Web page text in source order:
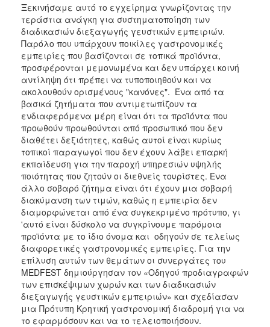
ΔΗΜΟΣ
ΠΟΛΙΤΙΣΜΟΣ
ΑΝΘΕΚΤΙΚΗ
ΠΟΛΗ
Ξεκινήσαμε αυτό το εγχείρημα γνωρίζοντας την
τεράστια ανάγκη για συστηματοποίηση των
διαδικασιών διεξαγωγής γευστικών εμπειριών.
Παρόλο που υπάρχουν ποικίλες γαστρονομικές
εμπειρίες που βασίζονται σε τοπικά προϊόντα,
προσφέρονται μεμονωμένα και δεν υπάρχει κοινή
αντίληψη ότι πρέπει να τυποποιηθούν και να
ακολουθούν ορισμένους "κανόνες". Ένα από τα
βασικά ζητήματα που αντιμετωπίζουν τα
ενδιαφερόμενα μέρη είναι ότι τα προϊόντα που
προωθούν προωθούνται από προσωπικό που δεν
διαθέτει δεξιότητες, καθώς αυτοί είναι κυρίως
τοπικοί παραγωγοί που δεν έχουν λάβει επαρκή
εκπαίδευση για την παροχή υπηρεσιών υψηλής
ποιότητας που ζητούν οι διεθνείς τουρίστες. Ένα
άλλο σοβαρό ζήτημα είναι ότι έχουν μια σοβαρή
διακύμανση των τιμών, καθώς η εμπειρία δεν
διαμορφώνεται από ένα συγκεκριμένο πρότυπο, γι
'αυτό είναι δύσκολο να συγκρίνουμε παρόμοια
προϊόντα με το ίδιο όνομα και οδηγούν σε τελείως
διαφορετικές γαστρονομικές εμπειρίες. Για την
επίλυση αυτών των θεμάτων οι συνεργάτες του
MEDFEST δημιούργησαν τον «Οδηγού προδιαγραφών
των επισκέψιμων χωρών και των διαδικασιών
διεξαγωγής γευστικών εμπειριών» και σχεδίασαν
μια Πρότυπη Κρητική γαστρονομική διαδρομή για να
το εφαρμόσουν και να το τελειοποιήσουν.